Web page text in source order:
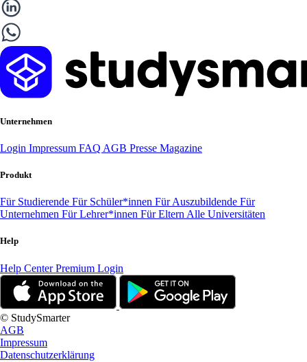
Unternehmen
Login Impressum FAQ AGB Presse Magazine
Produkt
Für Studierende Für Schüler*innen Für Auszubildende Für
Unternehmen Für Lehrer*innen Für Eltern Alle Universitäten
Help
Help CenterPremium Login
© StudySmarter
AGB
Impressum
Datenschutzerklärung